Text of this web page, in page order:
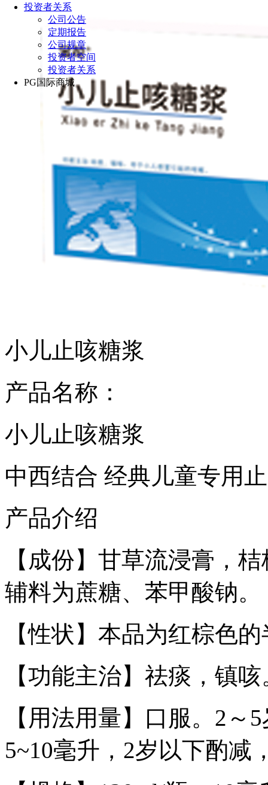
投资者关系
公司公告
定期报告
公司规章
投资者空间
投资者关系
PG国际商城
小儿止咳糖浆
产品名称：
小儿止咳糖浆
中西结合 经典儿童专用
产品介绍
【成份】甘草流浸膏，
辅料为蔗糖、苯甲酸钠。
【性状】本品为红棕色
【功能主治】祛痰，镇
【用法用量】口服。2～
5~10毫升，2岁以下酌减